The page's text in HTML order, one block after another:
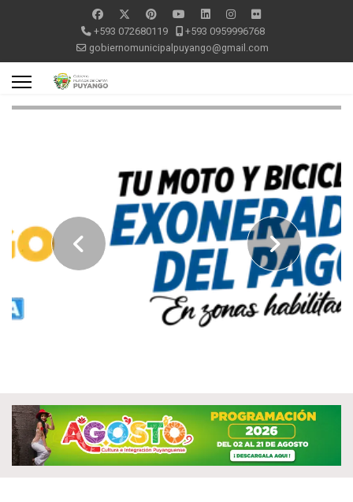
+593 072680119
+593 0959996768
gobiernomunicipalpuyango@gmail.com